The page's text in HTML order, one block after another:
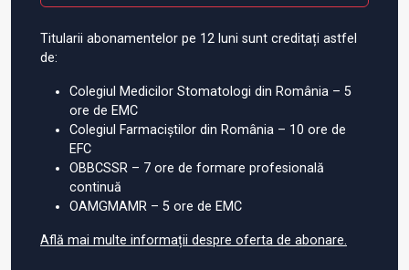
Titularii abonamentelor pe 12 luni sunt creditați astfel
de:
Colegiul Medicilor Stomatologi din România – 5
ore de EMC
Colegiul Farmaciștilor din România – 10 ore de
EFC
OBBCSSR – 7 ore de formare profesională
continuă
OAMGMAMR – 5 ore de EMC
Află mai multe informații despre oferta de abonare.